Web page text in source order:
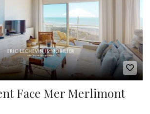
Face Mer Merlimont